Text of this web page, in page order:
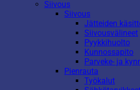
Siivous
Siivous
Jätteiden
Siivousvälineet
Pyykkihuolto
Kunnossapito
Parveke- ja
Pienrauta
Työkalut